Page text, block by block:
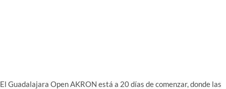
El Guadalajara Open AKRON está a 20 días de comenzar, donde las